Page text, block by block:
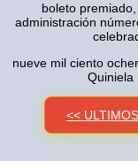
boleto
administración
nueve mil ciento
<<